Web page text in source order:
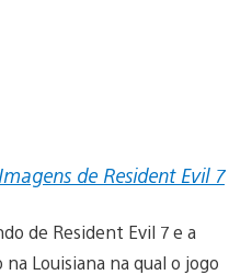
de Resident Evil 7
de Resident Evil 7 e a
Louisiana na qual o jogo